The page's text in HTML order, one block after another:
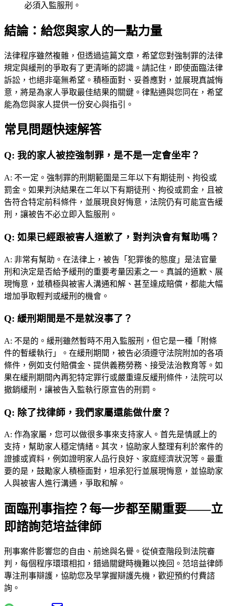
必須入監服刑。
結論：給您與家人的一點力量
法律程序雖然複雜，但透過這篇文章，希望您對強制罪的法律
規定與緩刑的爭取有了更清晰的認識。請記住，即使面臨法律
訴訟，也絕非毫無希望。積極面對、妥善應對，並展現真誠悔
意，將是為家人爭取最佳結果的關鍵。律點通與您同在，希望
能為您與家人提供一份安心與指引。
常見問題快速解答
Q: 我的家人被控強制罪，是不是一定會坐牢？
A: 不一定。強制罪的刑期範圍是三年以下有期徒刑、拘役或
罰金。如果判決結果在二年以下有期徒刑、拘役或罰金，且被
告符合特定前科條件，並展現良好悔意，法院仍有可能宣告緩
刑，讓被告不必立即入監服刑。
Q: 如果已經跟被害人道歉了，對判決會有幫助嗎？
A: 非常有幫助。在法律上，被告「犯罪後的態度」是法官量
刑和決定是否給予緩刑的重要考量因素之一。真誠的道歉、展
現悔意，並積極與被害人溝通和解、甚至達成賠償，都能大幅
增加爭取輕判或緩刑的機會。
Q: 緩刑期間是不是就沒事了？
A: 不是的。緩刑雖然暫時不用入監服刑，但它是一種「附條
件的暫緩執行」。在緩刑期間，被告必須遵守法院附加的各項
條件，例如支付賠償金、提供義務勞務、接受法治教育等。如
果在緩刑期間內再犯特定罪行或嚴重違反緩刑條件，法院可以
撤銷緩刑，讓被告入監執行原宣告的刑罰。
Q: 除了找律師，我們家屬還能做什麼？
A: 作為家屬，您可以做很多事來支持家人。首先是情感上的
支持，幫助家人穩定情緒。其次，協助家人整理有利於案件的
證據或資料，例如證明家人品行良好、家庭經濟狀況等。最重
要的是，鼓勵家人積極面對，坦承犯行並展現悔意，並協助家
人與被害人進行溝通，爭取和解。
面臨刑事指控？每一步都至關重要——立
即諮詢范培益律師
刑事案件影響您的自由、前途與名譽。從偵查階段到法院審
判，每個程序環環相扣，錯過關鍵時機難以挽回。 范培益律師
專注刑事辯護，協助您及早掌握辯護先機，歡迎預約付費諮
詢。